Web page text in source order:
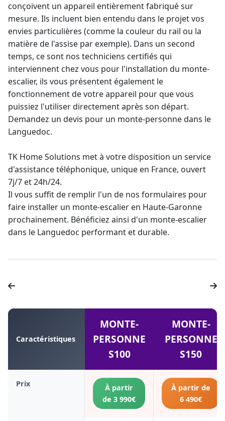
conçoivent un appareil entièrement fabriqué sur
mesure. Ils incluent bien entendu dans le projet vos
envies particulières (comme la couleur du rail ou la
matière de l'assise par exemple). Dans un second
temps, ce sont nos techniciens certifiés qui
interviennent chez vous pour l'installation du monte-
escalier, ils vous présentent également le
fonctionnement de votre appareil pour que vous
puissiez l'utiliser directement après son départ.
Demandez un devis pour un monte-personnedans le
Languedoc.
TK Home Solutions met à votre disposition un service
d'assistance téléphonique, unique en France, ouvert
7j/7 et 24h/24.
Il vous suffit de remplir l'un de nos formulaires pour
faire installer un monte-escalier en Haute-Garonne
prochainement. Bénéficiez ainsi d'un monte-escalier
dans le Languedoc performant et durable.
Caractéristiques
MONTE-
PERSONNE
S100
MONTE-
PERSONNE
S150
Prix
À partir
de 3 990€
À partir de
6 490€